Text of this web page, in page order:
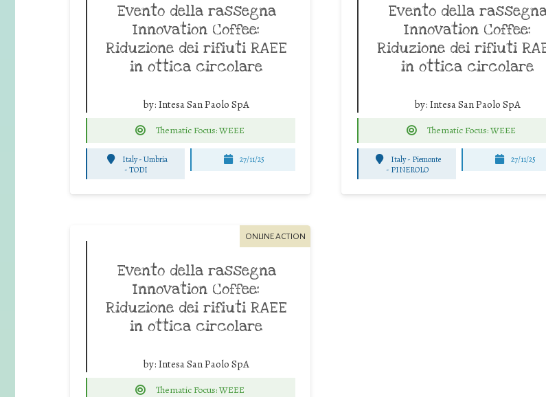
Evento della rassegna
Innovation Coffee:
Riduzione dei rifiuti RAEE
in ottica circolare
by: Intesa San Paolo SpA
Thematic Focus: WEEE
Italy - Umbria
-TODI
27/11/25
Evento della
Innovation Coffee:
Riduzione dei rifiuti
in ottica circolare
by: Intesa San Paolo SpA
Thematic Focus: WEEE
Italy - Piemonte
- PINEROLO
27/11/25
ONLINE ACTION
Evento della rassegna
Innovation Coffee:
Riduzione dei rifiuti RAEE
in ottica circolare
by: Intesa San Paolo SpA
Thematic Focus: WEEE